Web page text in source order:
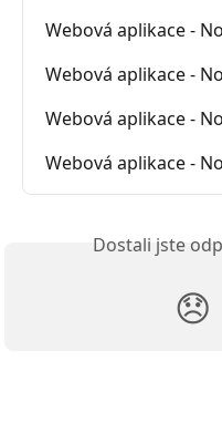
Webová aplikace -
Webová aplikace -
Webová aplikace -
Webová aplikace -
Dostali jste
😞